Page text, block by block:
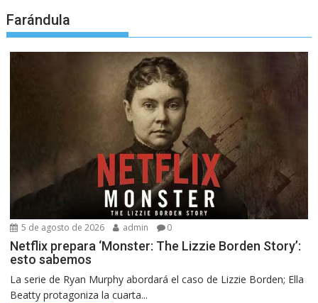
Farándula
5 de agosto de 2026 admin 0
Netflix prepara ‘Monster: The Lizzie Borden Story’:
esto sabemos
La serie de Ryan Murphy abordará el caso de Lizzie Borden; Ella
Beatty protagoniza la cuarta...